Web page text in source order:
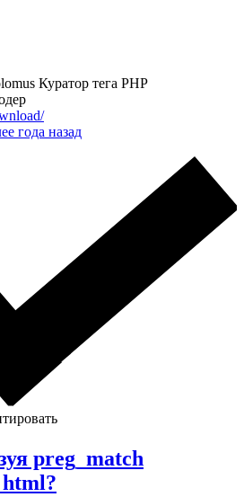
Куратор тега PHP
года назад
preg_match
html?